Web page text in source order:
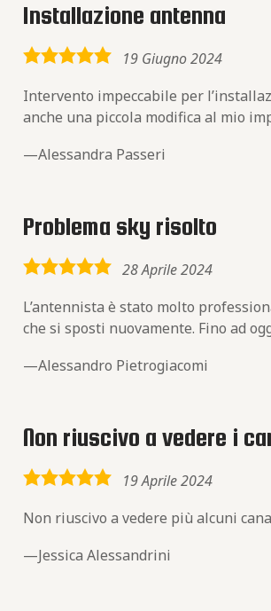
Installazione antenna
5,0
19 Giugno 2024
Intervento impeccabile per
anche una piccola modifica al mio
Alessandra Passeri
Problema sky risolto
5,0
28 Aprile 2024
L’antennista è stato molto
che si sposti nuovamente. Fino ad
Alessandro Pietrogiacomi
Non riuscivo a vedere i
5,0
19 Aprile 2024
Non riuscivo a vedere più alcuni
Jessica Alessandrini